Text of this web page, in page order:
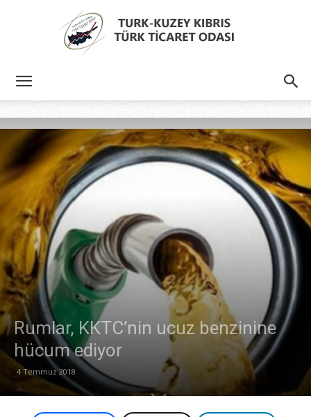
Kıbrıs
Türk
Ticaret
Odası
Rumlar, KKTC’nin ucuz benzinine
hücum ediyor
4 Temmuz 2018